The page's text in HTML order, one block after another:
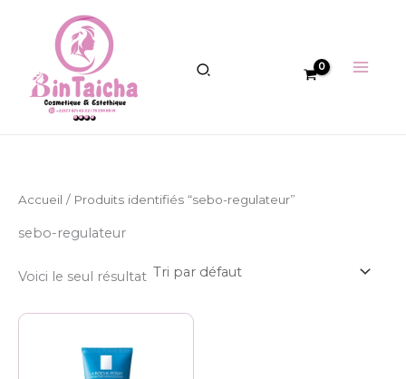
Accueil / Produits identifiés “sebo-regulateur”
sebo-regulateur
Voici le seul résultat